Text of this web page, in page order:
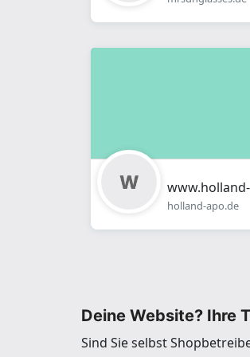
holland-apo.de
Deine Website? Ihre
Sind Sie selbst